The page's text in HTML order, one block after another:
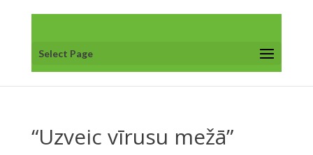
Select Page
“Uzveic vīrusu mežā”